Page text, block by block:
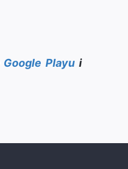
Google Playui